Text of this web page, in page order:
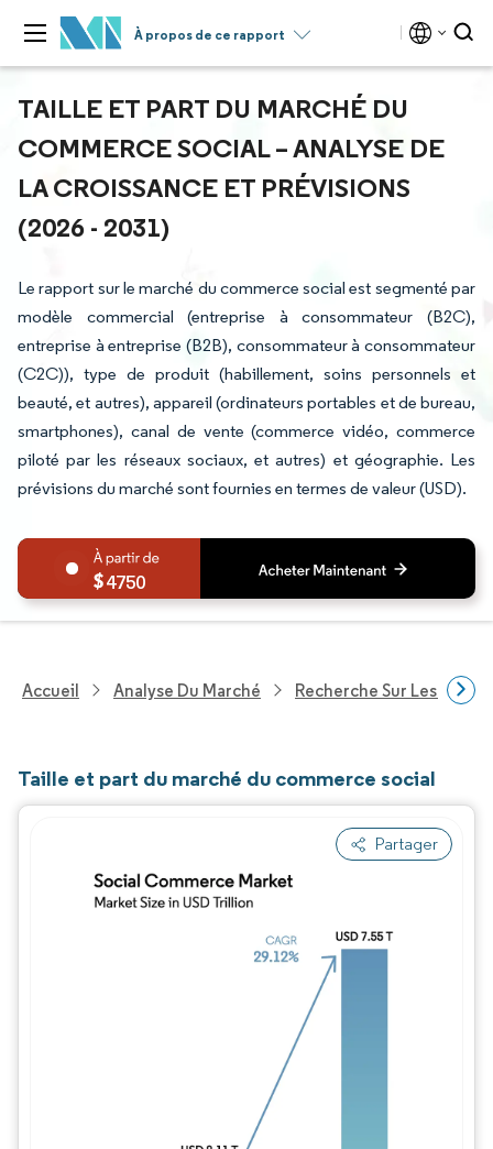
À propos de ce rapport
TAILLE ET PART DU MARCHÉ DU
COMMERCE SOCIAL – ANALYSE DE
LA CROISSANCE ET PRÉVISIONS
(2026 - 2031)
Le rapport sur le marché du commerce social est segmenté par
modèle commercial (entreprise à consommateur (B2C),
entreprise à entreprise (B2B), consommateur à consommateur
(C2C)), type de produit (habillement, soins personnels et
beauté, et autres), appareil (ordinateurs portables et de bureau,
smartphones), canal de vente (commerce vidéo, commerce
piloté par les réseaux sociaux, et autres) et géographie. Les
prévisions du marché sont fournies en termes de valeur (USD).
4750
Accueil Analyse Du Marché Recherche Sur Les
Taille et part du marché du commerce social
Partager
Image © Mordor Intelligence. La